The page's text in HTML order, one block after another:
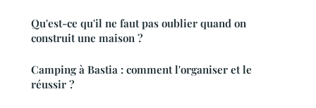
Qu'est-ce qu'il ne faut pas oublier quand on
construit une maison ?
Camping à Bastia : comment l'organiser et le
réussir ?